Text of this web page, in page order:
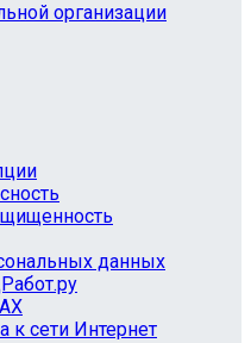
организации
данных
к сети Интернет